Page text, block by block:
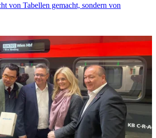
von Tabellen gemacht, sondern von